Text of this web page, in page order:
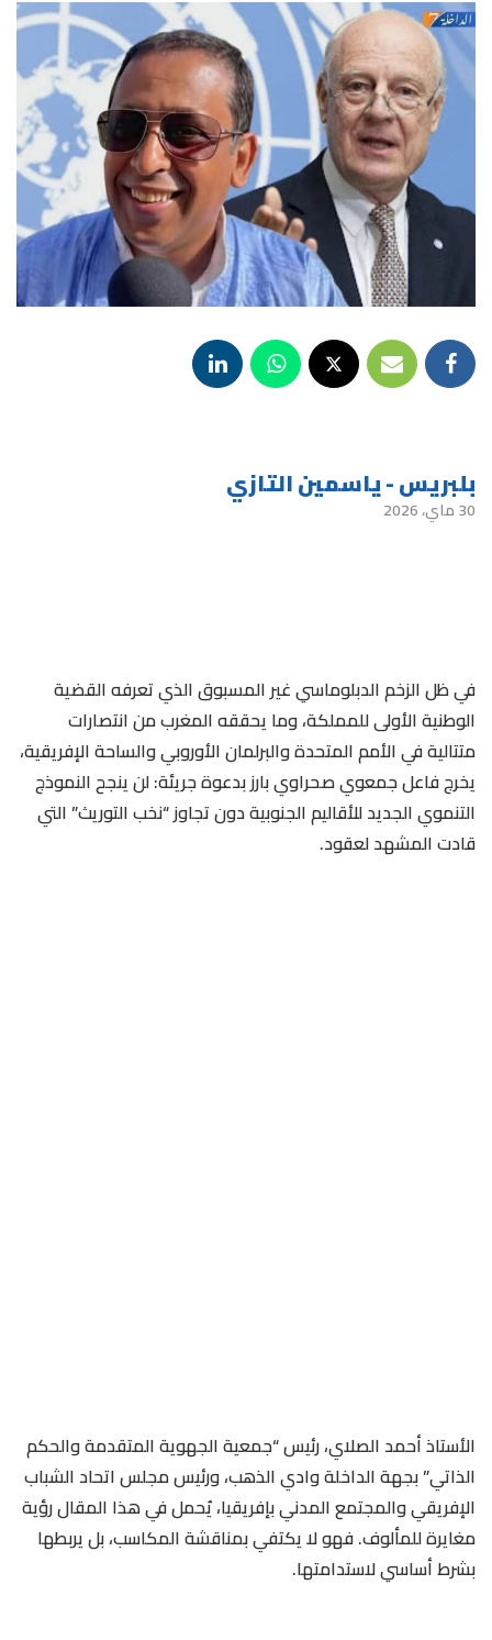
بلبريس - ياسمين التازي
30 ماي، 2026
في ظل الزخم الدبلوماسي غير المسبوق الذي تعرفه القضية
الوطنية الأولى للمملكة، وما يحققه المغرب من انتصارات
متتالية في الأمم المتحدة والبرلمان الأوروبي والساحة الإفريقية،
يخرج فاعل جمعوي صحراوي بارز بدعوة جريئة: لن ينجح النموذج
التنموي الجديد للأقاليم الجنوبية دون تجاوز “نخب التوريث” التي
قادت المشهد لعقود.
الأستاذ أحمد الصلاي، رئيس “جمعية الجهوية المتقدمة والحكم
الذاتي” بجهة الداخلة وادي الذهب، ورئيس مجلس اتحاد الشباب
الإفريقي والمجتمع المدني بإفريقيا، يُحمل في هذا المقال رؤية
مغايرة للمألوف. فهو لا يكتفي بمناقشة المكاسب، بل يربطها
بشرط أساسي لاستدامتها.